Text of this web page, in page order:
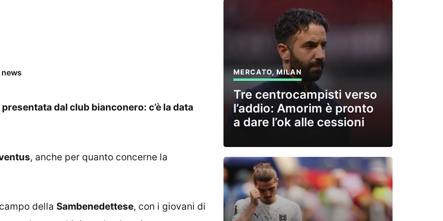
dal club bianconero: c’è la data
, anche per quanto concerne la
della Sambenedettese, con i giovani di
MERCATO,MILAN
Tre centrocampisti verso
l’addio: Amorim è pronto
a dare l’ok alle cessioni